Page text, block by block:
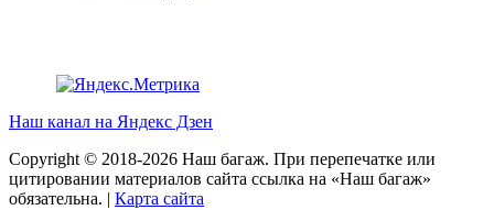
Наш канал на Яндекс Дзен
Copyright © 2018-2026 Наш багаж. При перепечатке или
цитировании материалов сайта ссылка на «Наш багаж»
обязательна. | Карта сайта